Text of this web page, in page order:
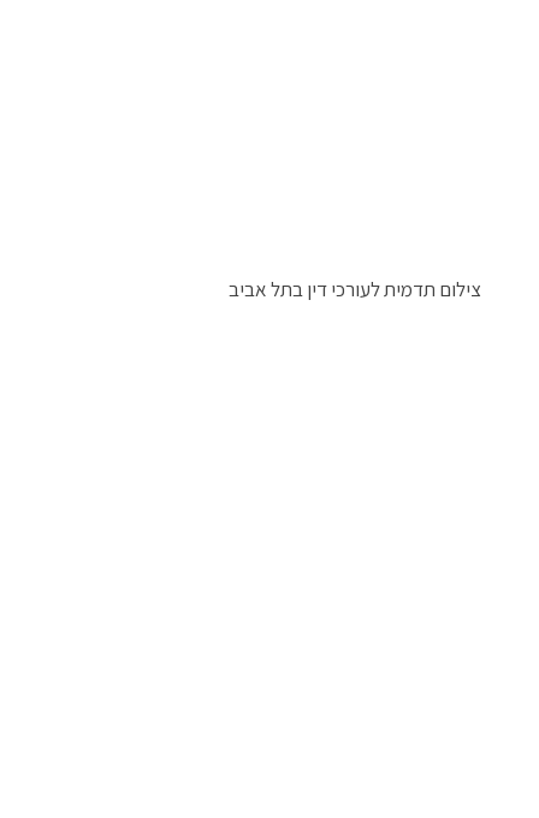
צילום תדמית לעורכי דין בתל אביב